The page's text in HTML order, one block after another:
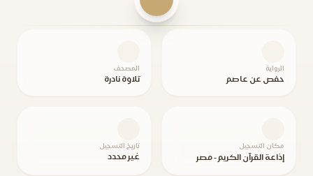
الرواية
حفص عن عاصم
المصحف
تلاوة نادرة
مكان التسجيل
إذاعة القرآن الكريم - مصر
تاريخ التسجيل
غير محدد